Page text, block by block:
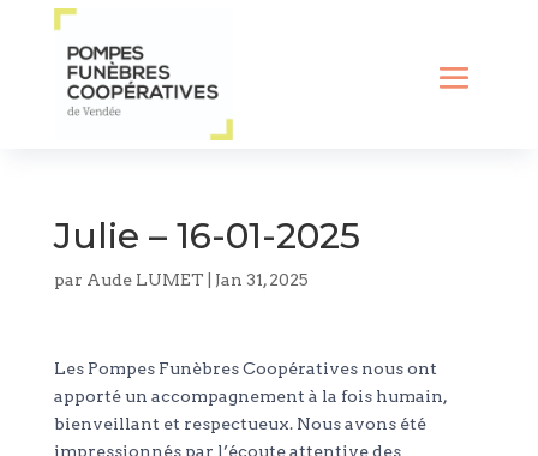
Julie – 16-01-2025
par Aude LUMET Jan 31, 2025
Les Pompes Funèbres Coopératives nous ont
apporté un accompagnement à la fois humain,
bienveillant et respectueux. Nous avons été
impressionnés par l’écoute attentive des